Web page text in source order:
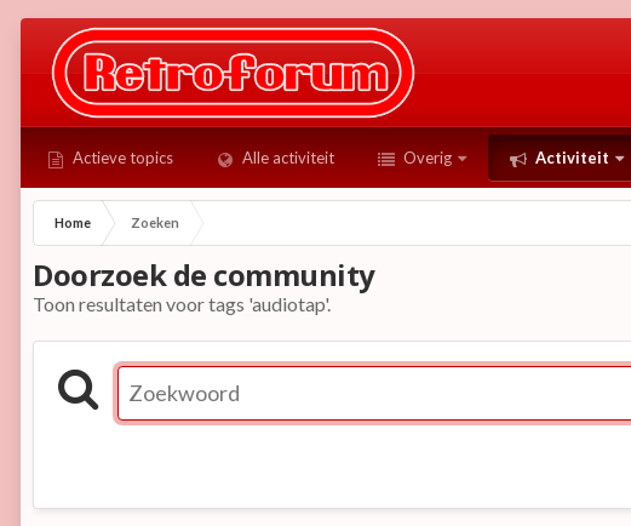
Actieve topics Alle activiteit Overig Activiteit
Home Zoeken
Doorzoek de community
Toon resultaten voor tags 'audiotap'.